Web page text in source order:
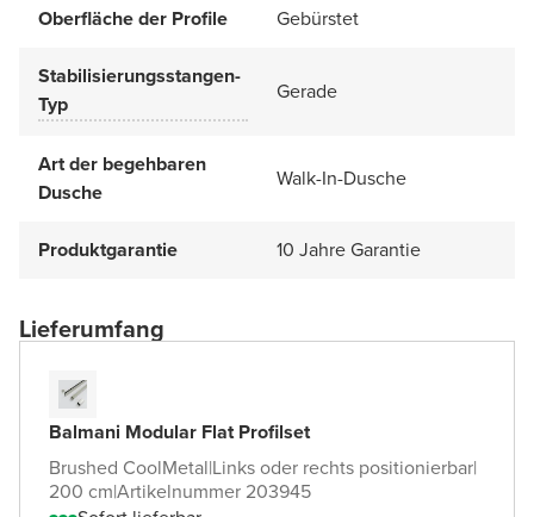
Oberfläche der Profile Gebürstet
Stabilisierungsstangen-
Typ
Gerade
Art der begehbaren
Dusche
Walk-In-Dusche
Produktgarantie 10 Jahre Garantie
Lieferumfang
Balmani Modular Flat Profilset
Brushed CoolMetal|Links oder rechts positionierbar|
200 cm|Artikelnummer 203945